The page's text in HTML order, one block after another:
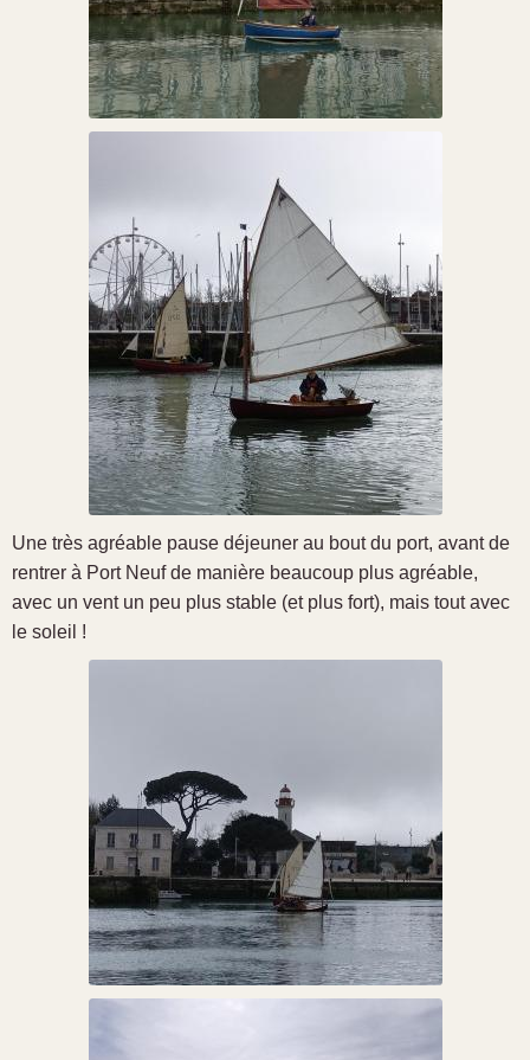
Une très agréable pause déjeuner au bout du port, avant de
rentrer à Port Neuf de manière beaucoup plus agréable,
avec un vent un peu plus stable (et plus fort), mais tout avec
le soleil !